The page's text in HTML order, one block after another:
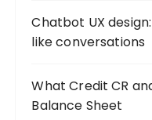
Chatbot UX
like conversations
What Credit CR
Balance Sheet